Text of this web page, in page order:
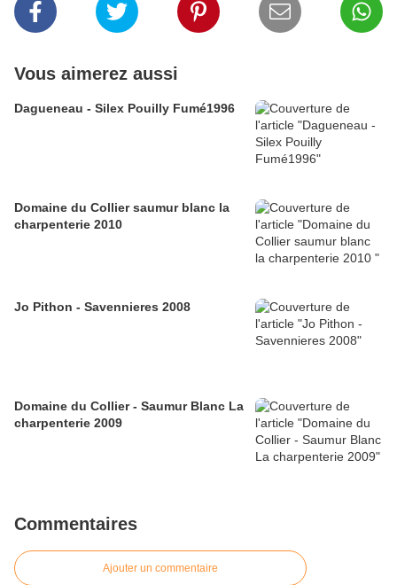
Vous aimerez aussi
Dagueneau - Silex Pouilly Fumé1996
Domaine du Collier saumur blanc la
charpenterie 2010
Jo Pithon - Savennieres 2008
Domaine du Collier - Saumur Blanc La
charpenterie 2009
Commentaires
Ajouter un commentaire